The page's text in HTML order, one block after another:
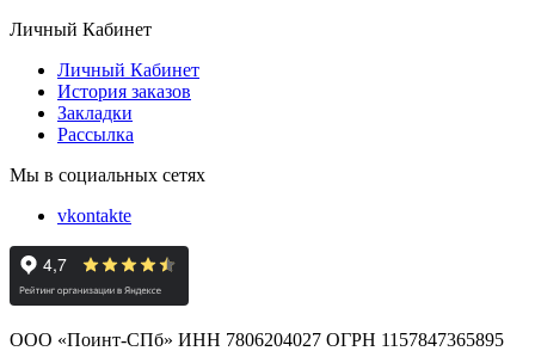
Личный Кабинет
Личный Кабинет
История заказов
Закладки
Рассылка
Мы в социальных сетях
vkontakte
ООО «Поинт-СПб» ИНН 7806204027 ОГРН 1157847365895